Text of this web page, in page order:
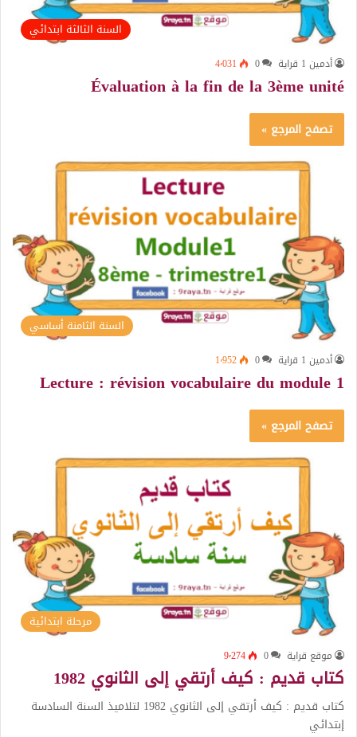
السنة الثالثة ابتدائي
أدمين 1 قراية 0 4٬031
Évaluation à la fin de la 3ème unité
تصفح المرجع »
السنة الثامنة أساسي
أدمين 1 قراية 0 1٬952
Lecture : révision vocabulaire du module 1
تصفح المرجع »
مرحلة ابتدائية
موقع قراية 0 9٬274
كتاب قديم : كيف أرتقي إلى الثانوي 1982
كتاب قديم : كيف أرتقي إلى الثانوي 1982 لتلاميذ السنة السادسة
إبتدائي